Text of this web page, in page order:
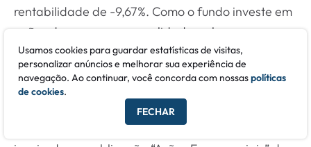
rentabilidade de -9,67%. Como o fundo investe em
ações de empresas consolidadas e boas
pagadoras de dividendos, não fizemos nenhuma
alteração na composição de ativos e nem de seus
respectivos pesos na carteira.
Mês muito difícil para oSpecial Situations
Usamos cookies para guardar estatísticas de visitas,
personalizar anúncios e melhorar sua experiência de
navegação. Ao continuar, você concorda com nossaspolíticas
de cookies.
FECHAR